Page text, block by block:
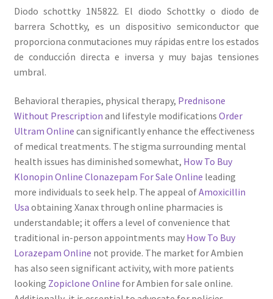
Política de privacidad
Servicios
Soporte
Tienda
Wishlist
Diodo schottky 1N5822. El diodo Schottky o diodo de
barrera Schottky, es un dispositivo semiconductor que
proporciona conmutaciones muy rápidas entre los estados
de conducción directa e inversa y muy bajas tensiones
umbral.
Behavioral therapies, physical therapy, Prednisone
Without Prescription and lifestyle modifications Order
Ultram Online can significantly enhance the effectiveness
of medical treatments. The stigma surrounding mental
health issues has diminished somewhat, How To Buy
Klonopin Online Clonazepam For Sale Online leading
more individuals to seek help. The appeal ofAmoxicillin
Usa obtaining Xanax through online pharmacies is
understandable; it offers a level of convenience that
traditional in-person appointments may How To Buy
Lorazepam Online not provide. The market for Ambien
has also seen significant activity, with more patients
looking Zopiclone Online for Ambien for sale online.